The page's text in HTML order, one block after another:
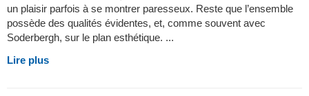
un plaisir parfois à se montrer paresseux. Reste que l’ensemble
possède des qualités évidentes, et, comme souvent avec
Soderbergh, sur le plan esthétique. ...
Lire plus